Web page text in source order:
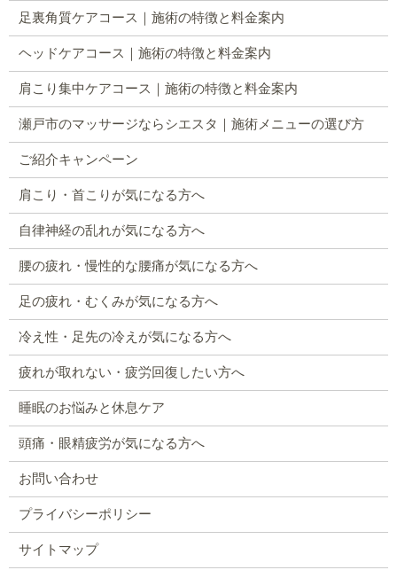
足裏角質ケアコース｜施術の特徴と料金案内
ヘッドケアコース｜施術の特徴と料金案内
肩こり集中ケアコース｜施術の特徴と料金案内
瀬戸市のマッサージならシエスタ｜施術メニューの選び方
ご紹介キャンペーン
肩こり・首こりが気になる方へ
自律神経の乱れが気になる方へ
腰の疲れ・慢性的な腰痛が気になる方へ
足の疲れ・むくみが気になる方へ
冷え性・足先の冷えが気になる方へ
疲れが取れない・疲労回復したい方へ
睡眠のお悩みと休息ケア
頭痛・眼精疲労が気になる方へ
お問い合わせ
プライバシーポリシー
サイトマップ